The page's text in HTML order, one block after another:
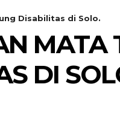
Disabilitas di Solo.
MATA
DI